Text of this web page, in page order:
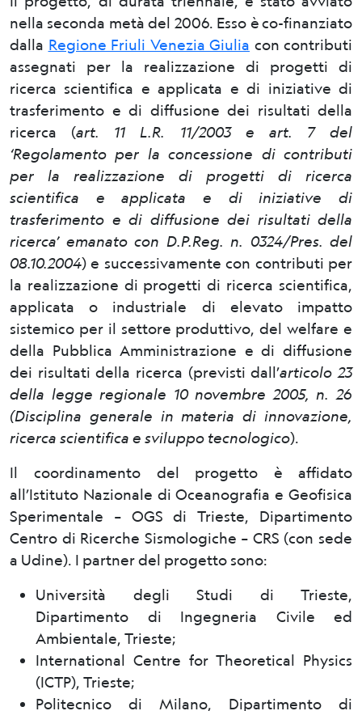
nella seconda metà del 2006. Esso è co-finanziato
dalla Regione Friuli Venezia Giulia con contributi
assegnati per la realizzazione di progetti di
ricerca scientifica e applicata e di iniziative di
trasferimento e di diffusione dei risultati della
ricerca (art. 11 L.R. 11/2003 e art. 7 del
‘Regolamento per la concessione di contributi
per la realizzazione di progetti di ricerca
scientifica e applicata e di iniziative di
trasferimento e di diffusione dei risultati della
ricerca’ emanato con D.P.Reg. n. 0324/Pres. del
08.10.2004) e successivamente con contributi per
la realizzazione di progetti di ricerca scientifica,
applicata o industriale di elevato impatto
sistemico per il settore produttivo, del welfare e
della Pubblica Amministrazione e di diffusione
dei risultati della ricerca (previsti dall’articolo 23
della legge regionale 10 novembre 2005, n. 26
(Disciplina generale in materia di innovazione,
ricerca scientifica e sviluppo tecnologico).
Il coordinamento del progetto è affidato
all’Istituto Nazionale di Oceanografia e Geofisica
Sperimentale – OGS di Trieste, Dipartimento
Centro di Ricerche Sismologiche – CRS (con sede
a Udine). I partner del progetto sono:
Università degli Studi di Trieste,
Dipartimento di Ingegneria Civile ed
Ambientale, Trieste;
International Centre for Theoretical Physics
(ICTP), Trieste;
Politecnico di Milano, Dipartimento di